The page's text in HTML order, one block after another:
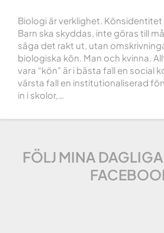
Biologi är verklighet. Könsidentitet
Barn ska skyddas, inte göras till
säga det rakt ut, utan
biologiska kön. Man och kvinna.
vara “kön” är i bästa fall en social
värsta fall en institutionaliserad
in i skolor,…
FÖLJ MINA